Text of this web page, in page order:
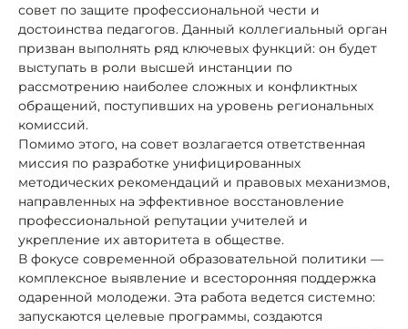
совет по защите профессиональной чести и
достоинства педагогов. Данный коллегиальный орган
призван выполнять ряд ключевых функций: он будет
выступать в роли высшей инстанции по
рассмотрению наиболее сложных и конфликтных
обращений, поступивших на уровень региональных
комиссий.
Помимо этого, на совет возлагается ответственная
миссия по разработке унифицированных
методических рекомендаций и правовых механизмов,
направленных на эффективное восстановление
профессиональной репутации учителей и
укрепление их авторитета в обществе.
В фокусе современной образовательной политики —
комплексное выявление и всесторонняя поддержка
одаренной молодежи. Эта работа ведется системно:
запускаются целевые программы, создаются